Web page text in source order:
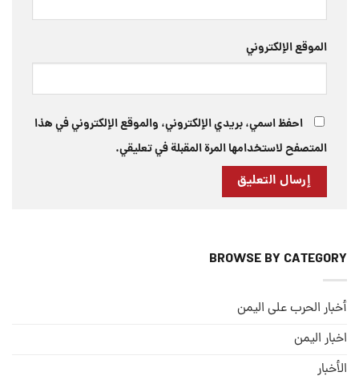
الموقع الإلكتروني
احفظ اسمي، بريدي الإلكتروني، والموقع الإلكتروني في هذا
المتصفح لاستخدامها المرة المقبلة في تعليقي.
BROWSE BY CATEGORY
أخبار الحرب على اليمن
اخبار اليمن
الأخبار